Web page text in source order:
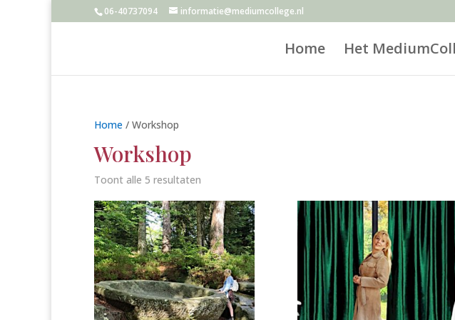
06-40737094 informatie@mediumcollege.nl
Home Het
Home / Workshop
Workshop
Toont alle 5 resultaten